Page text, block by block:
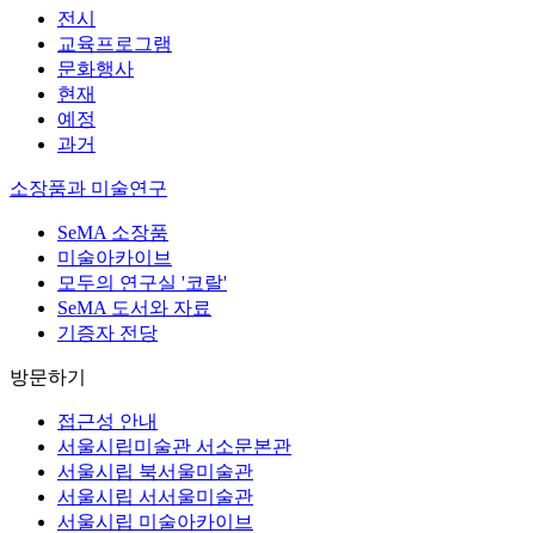
전시
교육프로그램
문화행사
현재
예정
과거
소장품과 미술연구
SeMA 소장품
미술아카이브
모두의 연구실 '코랄'
SeMA 도서와 자료
기증자 전당
방문하기
접근성 안내
서울시립미술관 서소문본관
서울시립 북서울미술관
서울시립 서서울미술관
서울시립 미술아카이브